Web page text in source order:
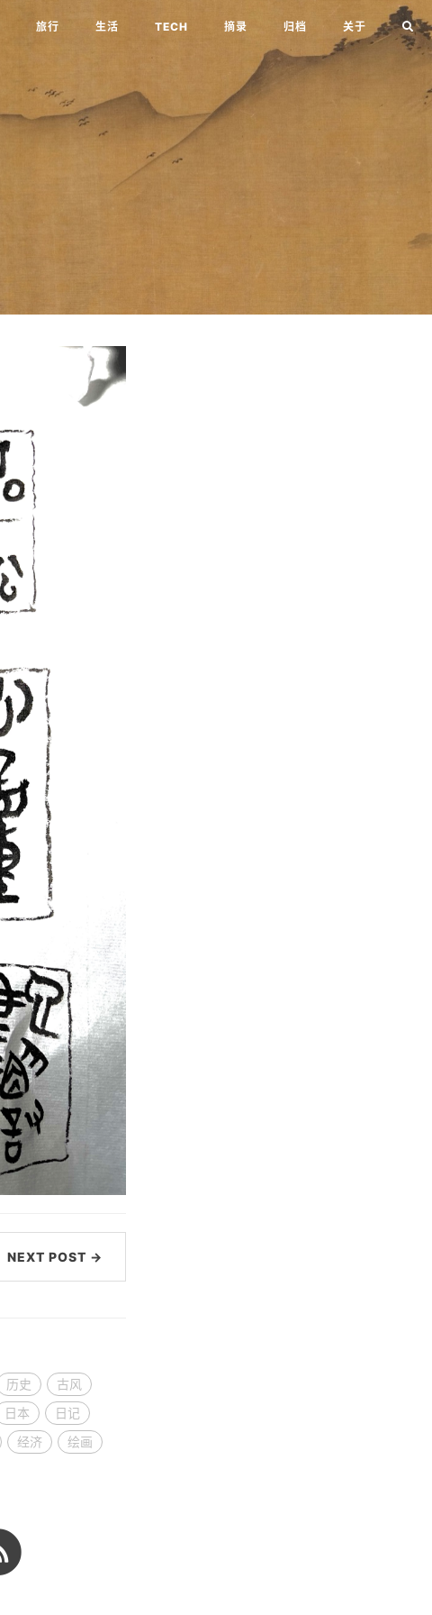
旅行 生活 TECH 摘录 归档 关于
NEXT POST →
历史
古风
日本
日记
经济
绘画